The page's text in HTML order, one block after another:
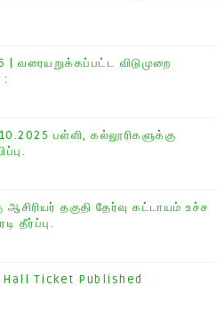
| வரையறுக்கப்பட்ட விடுமுறை
:
பள்ளி, கல்லூரிகளுக்கு
ஆசிரியர் தகுதி தேர்வு கட்டாயம் உச்ச
தீர்ப்பு.
Hall Ticket Published